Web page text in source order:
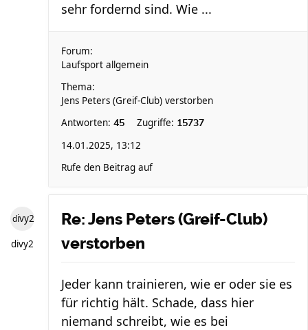
sehr fordernd sind. Wie ...
Forum:
Laufsport allgemein
Thema:
Jens Peters (Greif-Club) verstorben
Antworten: 45 Zugriffe: 15737
14.01.2025, 13:12
Rufe den Beitrag auf
divy2
divy2
Re: Jens Peters (Greif-Club)
verstorben
Jeder kann trainieren, wie er oder sie es
für richtig hält. Schade, dass hier
niemand schreibt, wie es bei